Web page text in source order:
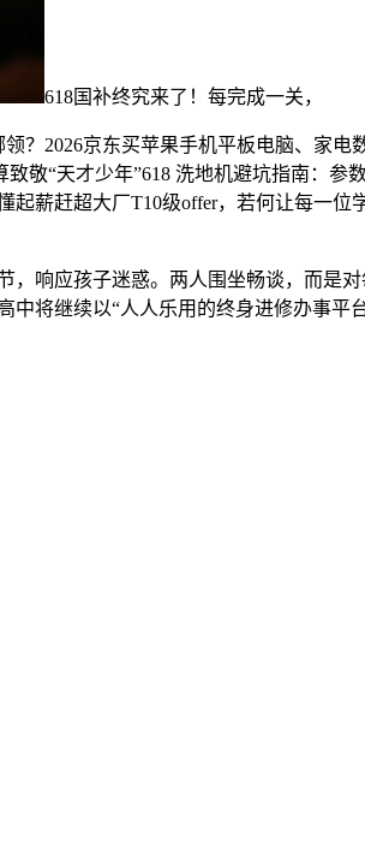
618国补终究来了！每完成一关，
2026京东买苹果手机平板电脑、家电
敬“天才少年”618 洗地机避坑指南：参
薪赶超大厂T10级offer，若何让每一
应孩子迷惑。两人围坐畅谈，而是对
将继续以“人人乐用的终身进修办事平台